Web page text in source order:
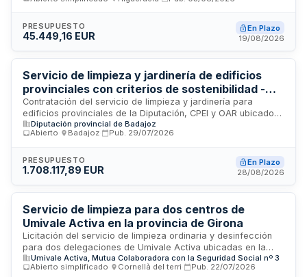
durante el período lectivo y limpieza intensiva y exhaustiva
escolar 2026/2027, con posibilidad de prórroga para el
curso 2027/2028. El adjudicatario será responsable de la
para garantizar la higiene y mantenimiento de todas las
instalaciones del centro educativo.
PRESUPUESTO
45.449,16 EUR
En Plazo
19/08/2026
Servicio de limpieza y jardinería de edificios
provinciales con criterios de sostenibilidad -
Diputación Provincial
Contratación del servicio de limpieza y jardinería para
edificios provinciales de la Diputación, CPEI y OAR ubicados
en diferentes localidades de la zona Centro-Los Baldíos. El
servicio incluye mantenimiento, habitabilidad y salubridad de
jardinería, garantizando seguridad para trabajadores y
ciudadanos. La contratación incorpora criterios de
normativa de contratación pública responsable de
Extremadura.
Diputación provincial de Badajoz
Abierto
Badajoz Pub. 29/07/2026
PRESUPUESTO
1.708.117,89 EUR
En Plazo
28/08/2026
Servicio de limpieza para dos centros de
Umivale Activa en la provincia de Girona
Licitación del servicio de limpieza ordinaria y desinfección
para dos delegaciones de Umivale Activa ubicadas en la
provincia de Girona. El adjudicatario deberá disponer del
personal suficiente, asumir la subrogación del personal
Umivale Activa, Mutua Colaboradora con la Seguridad Social nº 3
Abierto simplificado
Cornellà del terri Pub. 22/07/2026